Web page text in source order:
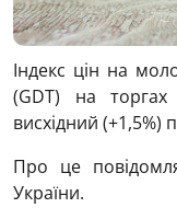
Індекс цін на
(GDT) на
висхідний (+1,5%)
Про це
України.